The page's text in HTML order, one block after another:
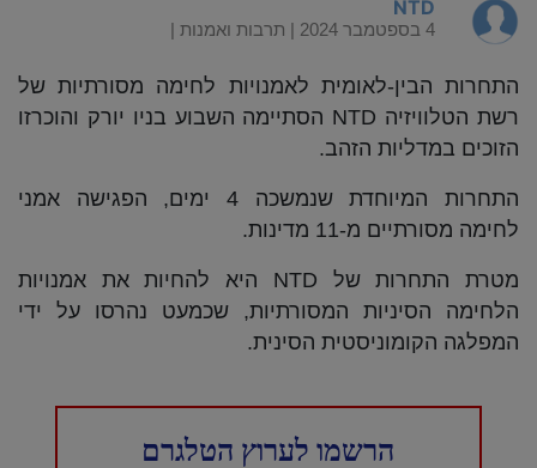
NTD
4 בספטמבר 2024 | |תרבות ואמנות
התחרות הבין-לאומית לאמנויות לחימה מסורתיות של
רשת הטלוויזיה NTD הסתיימה השבוע בניו יורק והוכרזו
הזוכים במדליות הזהב.
התחרות המיוחדת שנמשכה 4 ימים, הפגישה אמני
לחימה מסורתיים מ-11 מדינות.
מטרת התחרות של NTD היא להחיות את אמנויות
הלחימה הסיניות המסורתיות, שכמעט נהרסו על ידי
המפלגה הקומוניסטית הסינית.
הרשמו לערוץ הטלגרם